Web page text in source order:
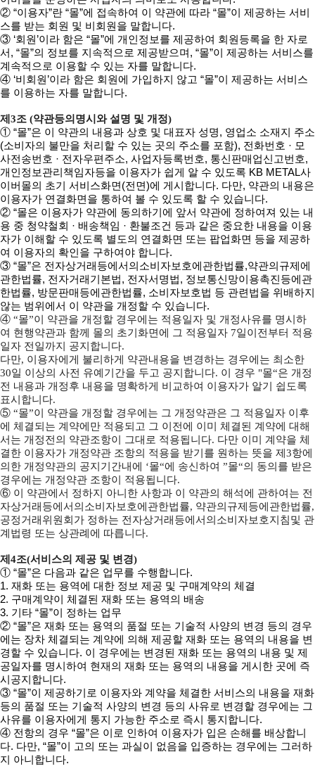
② “이용자”란 “몰”에 접속하여 이 약관에 따라 “몰”이 제공하는 서비
스를 받는 회원 및 비회원을 말합니다.
③ ‘회원’이라 함은 “몰”에 개인정보를 제공하여 회원등록을 한 자로
서, “몰”의 정보를 지속적으로 제공받으며, “몰”이 제공하는 서비스를
계속적으로 이용할 수 있는 자를 말합니다.
④ ‘비회원’이라 함은 회원에 가입하지 않고 “몰”이 제공하는 서비스
를 이용하는 자를 말합니다.
제3조 (약관등의명시와 설명 및 개정)
① “몰”은 이 약관의 내용과 상호 및 대표자 성명, 영업소 소재지 주소
(소비자의 불만을 처리할 수 있는 곳의 주소를 포함), 전화번호 · 모
사전송번호 · 전자우편주소, 사업자등록번호, 통신판매업신고번호,
개인정보관리책임자등을 이용자가 쉽게 알 수 있도록 KB METAL사
이버몰의 초기 서비스화면(전면)에 게시합니다. 다만, 약관의 내용은
이용자가 연결화면을 통하여 볼 수 있도록 할 수 있습니다.
② “몰은 이용자가 약관에 동의하기에 앞서 약관에 정하여져 있는 내
용 중 청약철회 · 배송책임 · 환불조건 등과 같은 중요한 내용을 이용
자가 이해할 수 있도록 별도의 연결화면 또는 팝업화면 등을 제공하
여 이용자의 확인을 구하여야 합니다.
③ “몰”은 전자상거래등에서의소비자보호에관한법률,약관의규제에
관한법률, 전자거래기본법, 전자서명법, 정보통신망이용촉진등에관
한법률, 방문판매등에관한법률, 소비자보호법 등 관련법을 위배하지
않는 범위에서 이 약관을 개정할 수 있습니다.
④ “몰”이 약관을 개정할 경우에는 적용일자 및 개정사유를 명시하
여 현행약관과 함께 몰의 초기화면에 그 적용일자 7일이전부터 적용
일자 전일까지 공지합니다.
다만, 이용자에게 불리하게 약관내용을 변경하는 경우에는 최소한
30일 이상의 사전 유예기간을 두고 공지합니다. 이 경우 "몰“은 개정
전 내용과 개정후 내용을 명확하게 비교하여 이용자가 알기 쉽도록
표시합니다.
⑤ “몰”이 약관을 개정할 경우에는 그 개정약관은 그 적용일자 이후
에 체결되는 계약에만 적용되고 그 이전에 이미 체결된 계약에 대해
서는 개정전의 약관조항이 그대로 적용됩니다. 다만 이미 계약을 체
결한 이용자가 개정약관 조항의 적용을 받기를 원하는 뜻을 제3항에
의한 개정약관의 공지기간내에 ‘몰“에 송신하여 ”몰“의 동의를 받은
경우에는 개정약관 조항이 적용됩니다.
⑥ 이 약관에서 정하지 아니한 사항과 이 약관의 해석에 관하여는 전
자상거래등에서의소비자보호에관한법률, 약관의규제등에관한법률,
공정거래위원회가 정하는 전자상거래등에서의소비자보호지침및 관
계법령 또는 상관례에 따릅니다.
제4조(서비스의 제공 및 변경)
① “몰”은 다음과 같은 업무를 수행합니다.
1. 재화 또는 용역에 대한 정보 제공 및 구매계약의 체결
2. 구매계약이 체결된 재화 또는 용역의 배송
3. 기타 “몰”이 정하는 업무
② “몰”은 재화 또는 용역의 품절 또는 기술적 사양의 변경 등의 경우
에는 장차 체결되는 계약에 의해 제공할 재화 또는 용역의 내용을 변
경할 수 있습니다. 이 경우에는 변경된 재화 또는 용역의 내용 및 제
공일자를 명시하여 현재의 재화 또는 용역의 내용을 게시한 곳에 즉
시공지합니다.
③ “몰”이 제공하기로 이용자와 계약을 체결한 서비스의 내용을 재화
등의 품절 또는 기술적 사양의 변경 등의 사유로 변경할 경우에는 그
사유를 이용자에게 통지 가능한 주소로 즉시 통지합니다.
④ 전항의 경우 “몰”은 이로 인하여 이용자가 입은 손해를 배상합니
다. 다만, “몰”이 고의 또는 과실이 없음을 입증하는 경우에는 그러하
지 아니합니다.